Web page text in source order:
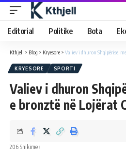
Editorial Politike Bota
Kthjell > Blog > Kryesore > Valiev i dhuron Shqipërisë,
KRYESORE SPORTI
Valiev i dhuron
e bronztë në Lojërat
206 Shikime